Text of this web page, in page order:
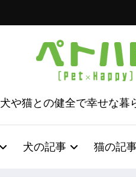
犬や猫との健全で幸せな暮
犬の記事 猫の記